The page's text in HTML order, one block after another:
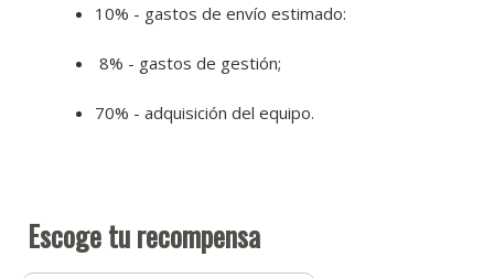
10% - gastos de envío estimado:
8% - gastos de gestión;
70% - adquisición del equipo.
Escoge tu recompensa